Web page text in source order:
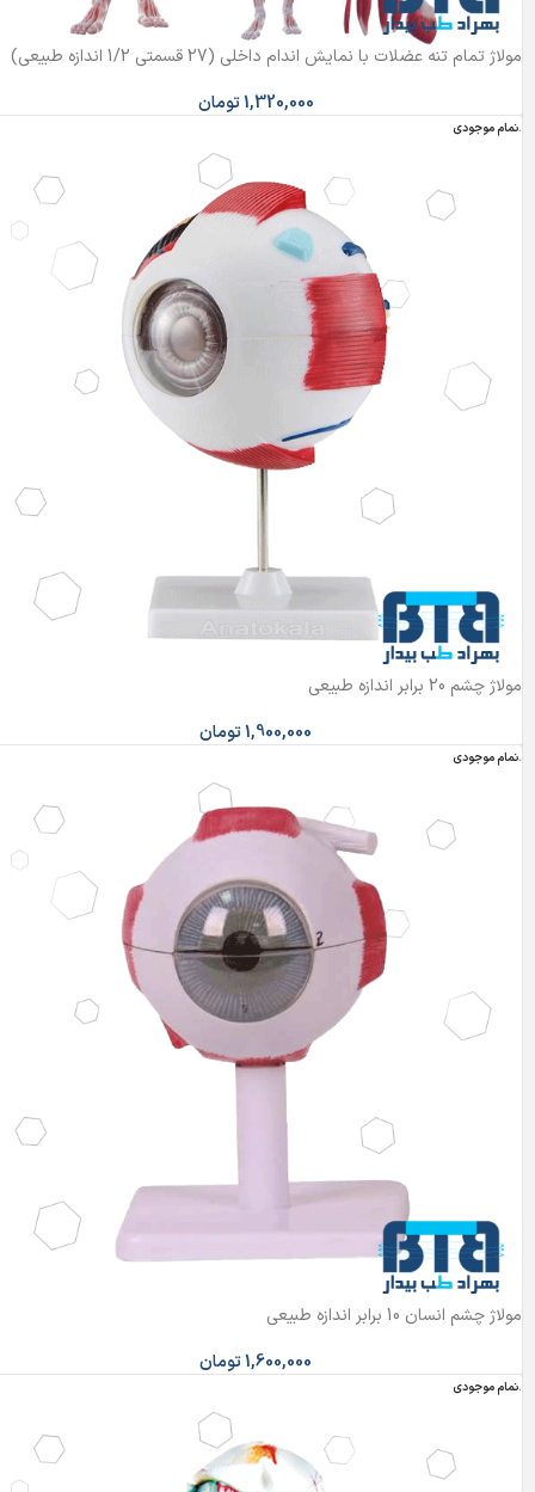
مولاژ تمام تنه عضلات با نمایش اندام داخلی (27 قسمتی 1/2 اندازه طبیعی)
1,320,000تومان
اتمام موجودی
مولاژ چشم 20 برابر اندازه طبیعی
1,900,000تومان
اتمام موجودی
مولاژ چشم انسان 10 برابر اندازه طبیعی
1,600,000تومان
اتمام موجودی